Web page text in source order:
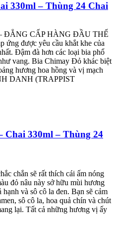
330ml – Thùng 24 Chai
ĐẲNG CẤP HÀNG ĐẦU THẾ
ứng được yêu cầu khắt khe của
Đậm đà hơn các loại bia phổ
vang. Bia Chimay Đỏ khác biệt
hương hoa hồng và vị mạch
DANH (TRAPPIST
Chai 330ml – Thùng 24
chắn sẽ rất thích cái ấm nóng
đỏ nâu này sở hữu mùi hương
và sô cô la đen. Bạn sẽ cảm
sô cô la, hoa quả chín và chút
lại. Tất cả những hương vị ấy